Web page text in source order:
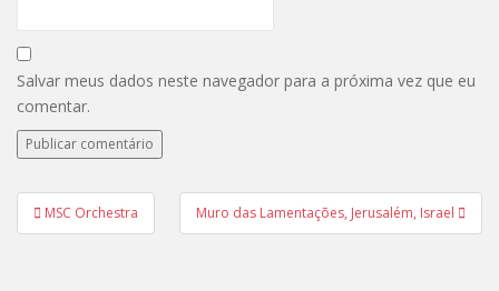
Salvar meus dados neste navegador para a próxima vez que eu
comentar.
Navegação
de
MSC Orchestra Muro das Lamentações, Jerusalém, Israel